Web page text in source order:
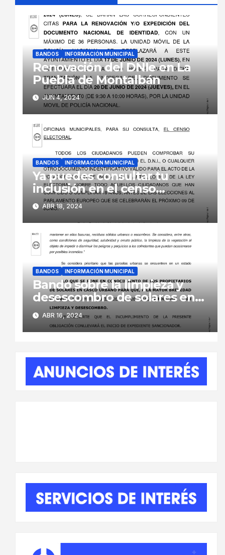
BANDOS INFORMACIÓN MUNICIPAL
Renovación del DNIe en La
Puebla de Montalbán
JUN 4, 2024
BANDOS INFORMACIÓN MUNICIPAL
Ya puedes consultar tu
inclusión en el censo
electoral de cara a las
elecciones europeas de
junio.
ABR 18, 2024
BANDOS INFORMACIÓN MUNICIPAL
Bando sobre la limpieza y
desescombro de solares en
el casco urbano
ABR 16, 2024